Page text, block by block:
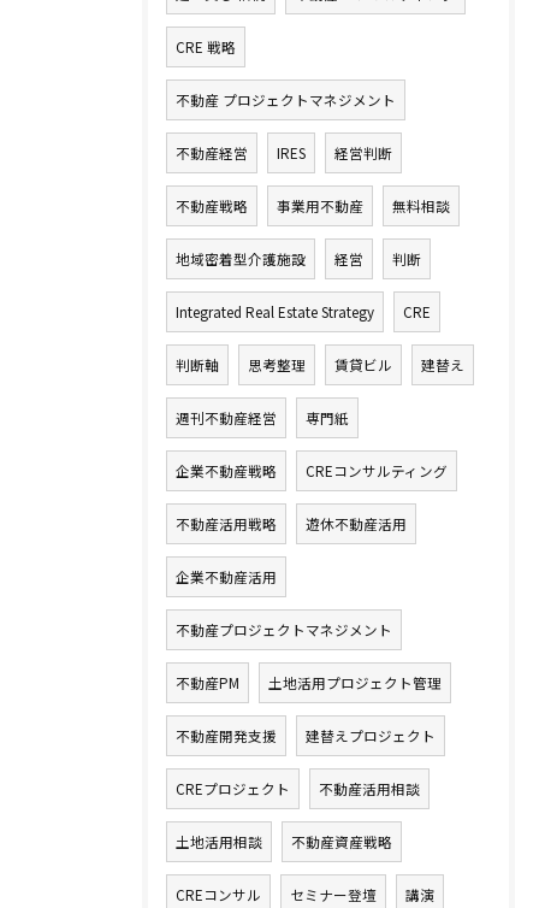
CRE 戦略
不動産 プロジェクトマネジメント
不動産経営 IRES 経営判断
不動産戦略 事業用不動産 無料相談
地域密着型介護施設 経営 判断
Integrated Real Estate Strategy CRE
判断軸 思考整理 賃貸ビル 建替え
週刊不動産経営 専門紙
企業不動産戦略 CREコンサルティング
不動産活用戦略 遊休不動産活用
企業不動産活用
不動産プロジェクトマネジメント
不動産PM 土地活用プロジェクト管理
不動産開発支援 建替えプロジェクト
CREプロジェクト 不動産活用相談
土地活用相談 不動産資産戦略
CREコンサル セミナー登壇 講演